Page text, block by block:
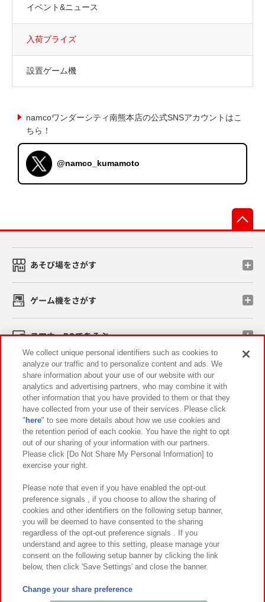
イベント&ニュース
入荷プライズ
設置ゲーム機
namcoワンダーシティ南熊本店の公式SNSアカウントはこ
ちら！
@namco_kumamoto
あそび場をさがす
ゲーム機をさがす
スマホ・PCであそぶ
イベント・キャンペーン
関連会社 サステナビリティ サイトポリシー
プライバシーポリシー ウェブアクセシビリティ方針と検証結果
お取引先さまとともに
カスタマーハラスメント対応方針 よくあるご質問・お問い合わせ
©Bandai Namco Amusement Inc.
©Bandai Namco Amusement Lab Inc.
We collect unique personal identifiers such as cookies to
analyze our traffic and to personalize content and ads. We
share information about your use of our website with our
analytics and advertising partners, who may combine it with
other information that you have provided to them or that they
have collected from your use of their services. Please click
" here" to see more details about how we use cookies and
the retention period of each cookie. You have the right to opt
out of our sharing of your information with our partners.
Please click [Do Not Share My Personal Information] to
exercise your right.
Please note that even if you have enabled the opt-out
preference signals , if you choose to allow the sharing of
cookies and other identifiers on the following setup banner,
you will be deemed to have consented to the sharing
regardless of the opt-out preference signals . If you
understand and agree to this setting, please manage your
consent on the following setup banner by clicking the link
below, then click 'Save Settings' and close the banner.
Change your share preference